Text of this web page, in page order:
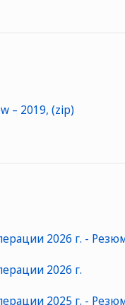
2026 г. -
2026 г.
2025 г. -